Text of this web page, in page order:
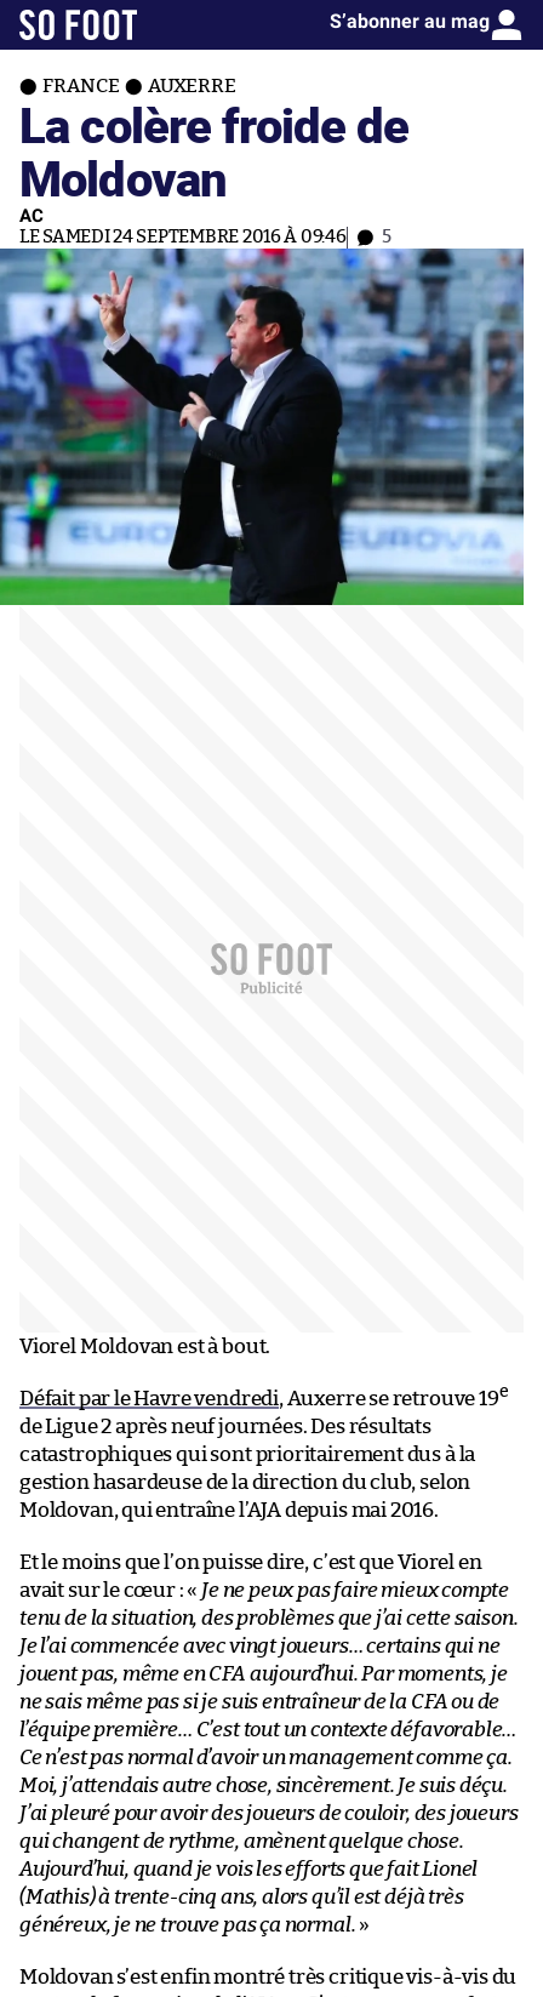
S’abonner au mag
FRANCE AUXERRE
La colère froide de
Moldovan
AC
LE SAMEDI 24 SEPTEMBRE 2016 À 09:46 5
Viorel Moldovan est à bout.
Défait par le Havre vendredi, Auxerre se retrouve 19e
de Ligue 2 après neuf journées. Des résultats
catastrophiques qui sont prioritairement dus à la
gestion hasardeuse de la direction du club, selon
Moldovan, qui entraîne l’AJA depuis mai 2016.
Et le moins que l’on puisse dire, c’est que Viorel en
avait sur le cœur : « Je ne peux pas faire mieux compte
tenu de la situation, des problèmes que j’ai cette saison.
Je l’ai commencée avec vingt joueurs… certains qui ne
jouent pas, même en CFA aujourd’hui. Par moments, je
ne sais même pas si je suis entraîneur de la CFA ou de
l’équipe première… C’est tout un contexte défavorable…
Ce n’est pas normal d’avoir un management comme ça.
Moi, j’attendais autre chose, sincèrement. Je suis déçu.
J’ai pleuré pour avoir des joueurs de couloir, des joueurs
qui changent de rythme, amènent quelque chose.
Aujourd’hui, quand je vois les efforts que fait Lionel
(Mathis) à trente-cinq ans, alors qu’il est déjà très
généreux, je ne trouve pas ça normal. »
Moldovan s’est enfin montré très critique vis-à-vis du